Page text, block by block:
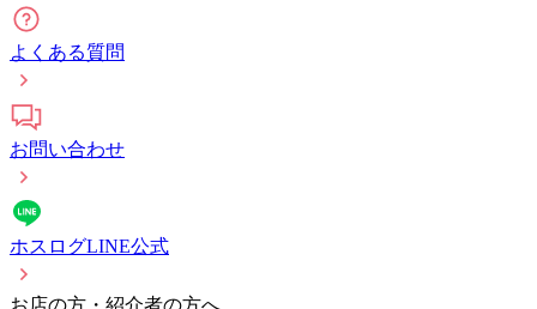
よくある質問
お問い合わせ
ホスログLINE公式
お店の方・紹介者の方へ